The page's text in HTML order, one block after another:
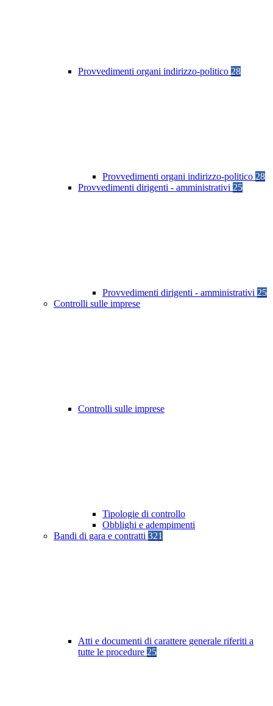
Provvedimenti organi indirizzo-politico 28
Provvedimenti organi indirizzo-politico 28
Provvedimenti dirigenti - amministrativi 25
Provvedimenti dirigenti - amministrativi 25
Controlli sulle imprese
Controlli sulle imprese
Tipologie di controllo
Obblighi e adempimenti
Bandi di gara e contratti 321
Atti e documenti di carattere generale riferiti a
tutte le procedure 25